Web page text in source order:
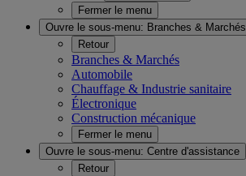
Fermer le menu
Ouvre le sous-menu: Branches & Marchés
Retour
Branches & Marchés
Automobile
Chauffage & Industrie sanitaire
Électronique
Construction mécanique
Fermer le menu
Ouvre le sous-menu: Centre d'assistance
Retour